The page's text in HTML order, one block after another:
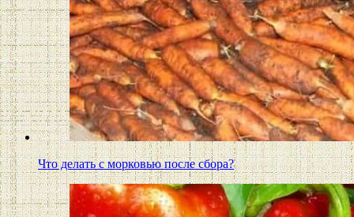
Что делать с морковью после сбора?